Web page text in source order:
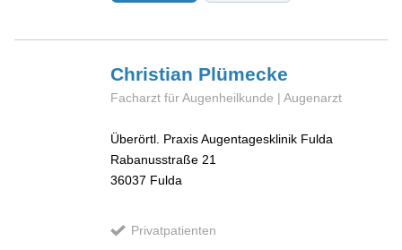
Christian Plümecke
Facharzt für Augenheilkunde | Augenarzt
Überörtl. Praxis Augentagesklinik Fulda
Rabanusstraße 21
36037 Fulda
Privatpatienten